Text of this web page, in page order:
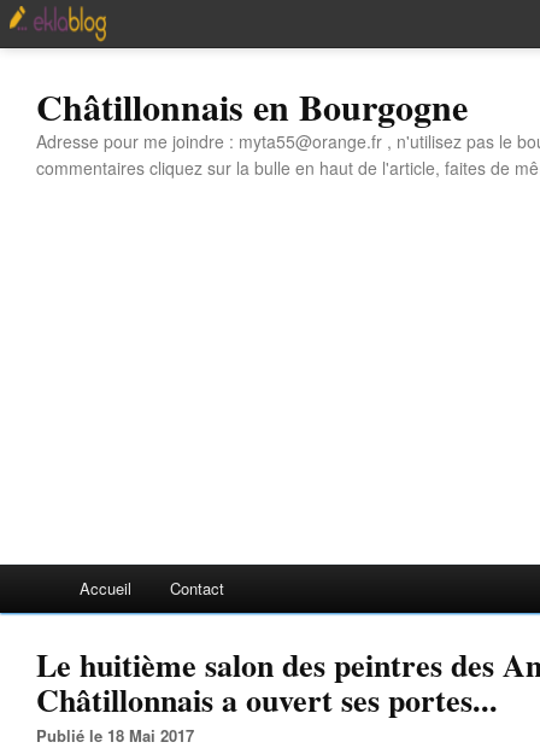
Châtillonnais en Bourgogne
Adresse pour me joindre : myta55@orange.fr , n'utilisez pas le
commentaires cliquez sur la bulle en haut de l'article, faites de
Accueil Contact
Le huitième salon des peintres des
Châtillonnais a ouvert ses portes...
Publié le 18 Mai 2017